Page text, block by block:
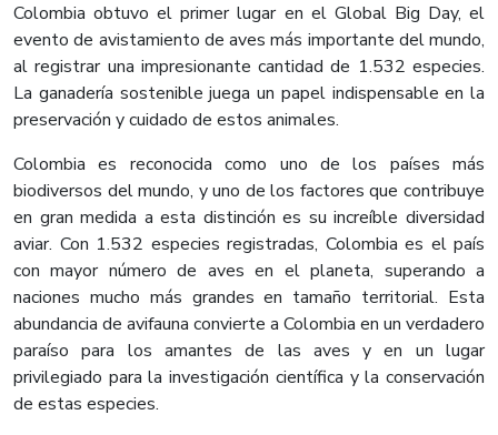
Colombia obtuvo el primer lugar en el Global Big Day, el
evento de avistamiento de aves más importante del mundo,
al registrar una impresionante cantidad de 1.532 especies.
La ganadería sostenible juega un papel indispensable en la
preservación y cuidado de estos animales.
Colombia es reconocida como uno de los países más
biodiversos del mundo, y uno de los factores que contribuye
en gran medida a esta distinción es su increíble diversidad
aviar. Con 1.532 especies registradas, Colombia es el país
con mayor número de aves en el planeta, superando a
naciones mucho más grandes en tamaño territorial. Esta
abundancia de avifauna convierte a Colombia en un verdadero
paraíso para los amantes de las aves y en un lugar
privilegiado para la investigación científica y la conservación
de estas especies.